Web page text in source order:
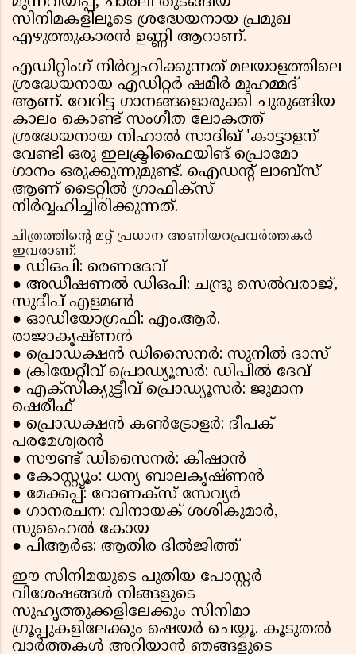
സിനിമകളിലൂടെ ശ്രദ്ധേയനായ പ്രമുഖ
എഴുത്തുകാരൻ ഉണ്ണി ആറാണ്.
എഡിറ്റിംഗ് നിർവ്വഹിക്കുന്നത് മലയാളത്തിലെ
ശ്രദ്ധേയനായ എഡിറ്റർ ഷമീർ മുഹമ്മദ്
ആണ്. വേറിട്ട ഗാനങ്ങളൊരുക്കി ചുരുങ്ങിയ
കാലം കൊണ്ട് സംഗീത ലോകത്ത്
ശ്രദ്ധേയനായ നിഹാൽ സാദിഖ് 'കാട്ടാളന്'
വേണ്ടി ഒരു ഇലക്ട്രിഫൈയിങ് പ്രൊമോ
ഗാനം ഒരുക്കുന്നുമുണ്ട്. ഐഡൻ്റ് ലാബ്സ്
ആണ് ടൈറ്റിൽ ഗ്രാഫിക്സ്
നിർവ്വഹിച്ചിരിക്കുന്നത്.
ചിത്രത്തിൻ്റെ മറ്റ് പ്രധാന അണിയറപ്രവർത്തകർ
ഇവരാണ്:
● ഡിഒപി: രെണദേവ്
● അഡീഷണൽ ഡിഒപി: ചന്ദ്രു സെൽവരാജ്,
സുദീപ് എളമൺ
● ഓഡിയോഗ്രഫി: എം.ആർ.
രാജാകൃഷ്ണൻ
● പ്രൊഡക്ഷൻ ഡിസൈനർ: സുനിൽ ദാസ്
● ക്രിയേറ്റീവ് പ്രൊഡ്യൂസർ: ഡിപിൽ ദേവ്
● എക്സിക്യുട്ടീവ് പ്രൊഡ്യൂസർ: ജുമാന
ഷെരീഫ്
● പ്രൊഡക്ഷൻ കൺട്രോളർ: ദീപക്
പരമേശ്വരൻ
● സൗണ്ട് ഡിസൈനർ: കിഷാൻ
● കോസ്റ്റ്യൂം: ധന്യ ബാലകൃഷ്ണൻ
● മേക്കപ്പ്: റോണക്സ് സേവ്യർ
● ഗാനരചന: വിനായക് ശശികുമാർ,
സുഹൈൽ കോയ
● പിആർഒ: ആതിര ദിൽജിത്ത്
ഈ സിനിമയുടെ പുതിയ പോസ്റ്റർ
വിശേഷങ്ങൾ നിങ്ങളുടെ
സുഹൃത്തുക്കളിലേക്കും സിനിമാ
ഗ്രൂപ്പുകളിലേക്കും ഷെയർ ചെയ്യൂ. കൂടുതൽ
വാർത്തകൾ അറിയാൻ ഞങ്ങളുടെ